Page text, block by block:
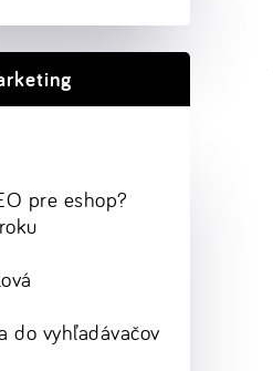
pre eshop?
do vyhľadávačov